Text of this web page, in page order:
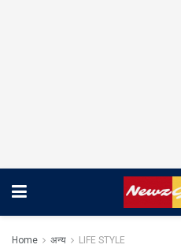
Home अन्य LIFE STYLE